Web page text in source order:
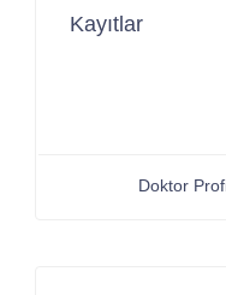
Kayıtlar
Doktor